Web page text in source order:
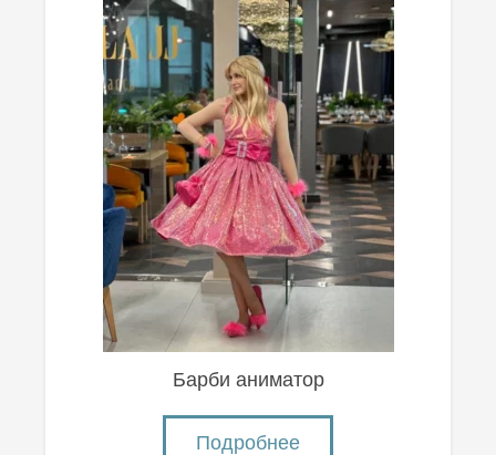
Барби аниматор
Подробнее